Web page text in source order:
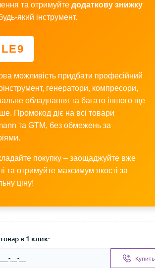
та отримуйте додаткову знижку
який інструмент.
можливість придбати професійний
генератори, компресори,
обладнання та багато іншого ще
Промокод діє на всі товари
та GTM, без обмежень за
покупку – заощаджуйте вже
та отримуйте максимум якості за
ціну!
в 1 клик:
Купить